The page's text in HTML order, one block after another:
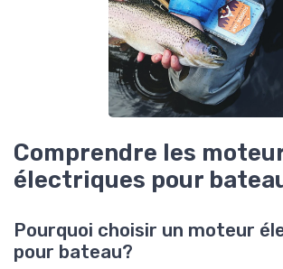
Comprendre les
électriques pour
Pourquoi choisir un moteur
pour bateau?